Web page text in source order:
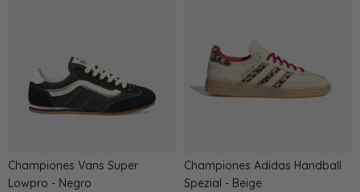
Championes Vans Super
Lowpro - Negro
Championes Adidas Handball
Spezial - Beige